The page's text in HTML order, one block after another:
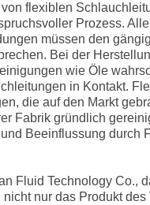
flexiblen
Prozess. Alle
müssen den
Bei der
wie Öle
in Kontakt.
die auf den Markt
Fabrik gründlich
Beeinflussung durch
Fluid Technology Co.,
nur das Produkt des